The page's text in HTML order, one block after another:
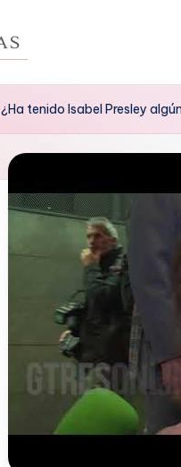
¿Ha tenido Isabel Presley